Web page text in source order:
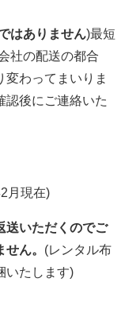
はありません)最短
社の配送の都合
変わってまいりま
認後にご連絡いた
月現在)
送いただくのでご
ん。 (レンタル布
いたします)